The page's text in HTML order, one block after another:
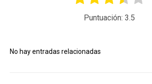
Puntuación: 3.5
No hay entradas relacionadas